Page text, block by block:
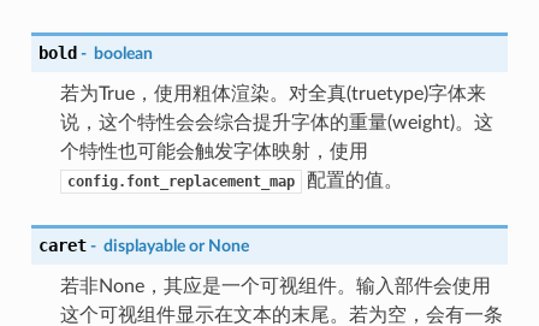
bold - boolean
若为True，使用粗体渲染。对全真(truetype)字体来
说，这个特性会会综合提升字体的重量(weight)。这
个特性也可能会触发字体映射，使用
config.font_replacement_map 配置的值。
caret - displayable or None
若非None，其应是一个可视组件。输入部件会使用
这个可视组件显示在文本的末尾。若为空，会有一条